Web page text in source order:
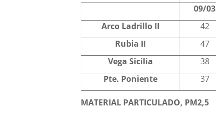
09/03
Arco Ladrillo II
42
Rubia II
47
Vega Sicilia
38
Pte. Poniente
37
MATERIAL PARTICULADO, PM2,5